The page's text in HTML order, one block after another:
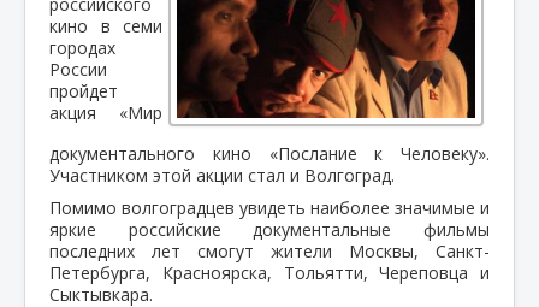
кино в семи
городах
России
пройдет
акция «Мир
документального кино «Послание к Человеку».
Участником этой акции стал и Волгоград.
Помимо волгоградцев увидеть наиболее значимые и
яркие российские документальные фильмы
последних лет смогут жители Москвы, Санкт-
Петербурга, Красноярска, Тольятти, Череповца и
Сыктывкара.